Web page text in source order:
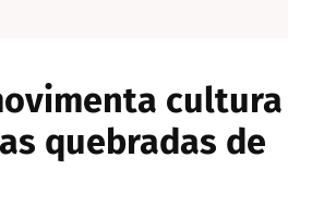
cultura
quebradas de